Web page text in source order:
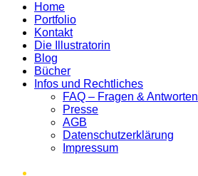
Home
Portfolio
Kontakt
Die Illustratorin
Blog
Bücher
Infos und Rechtliches
FAQ – Fragen & Antworten
Presse
AGB
Datenschutzerklärung
Impressum